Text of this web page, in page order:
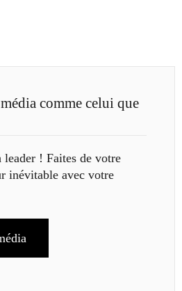
comme celui que
leader ! Faites de votre
inévitable avec votre